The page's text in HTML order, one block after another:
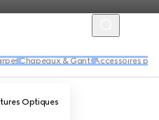
Chapeaux & Gants Accessoires
Optiques